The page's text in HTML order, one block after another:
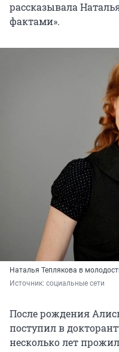
рассказывала
фактами».
Наталья Теплякова в
Источник: социальные сети
После рождения
поступил в
несколько лет